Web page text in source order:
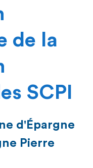
de la
SCPI
d'Épargne
Pierre